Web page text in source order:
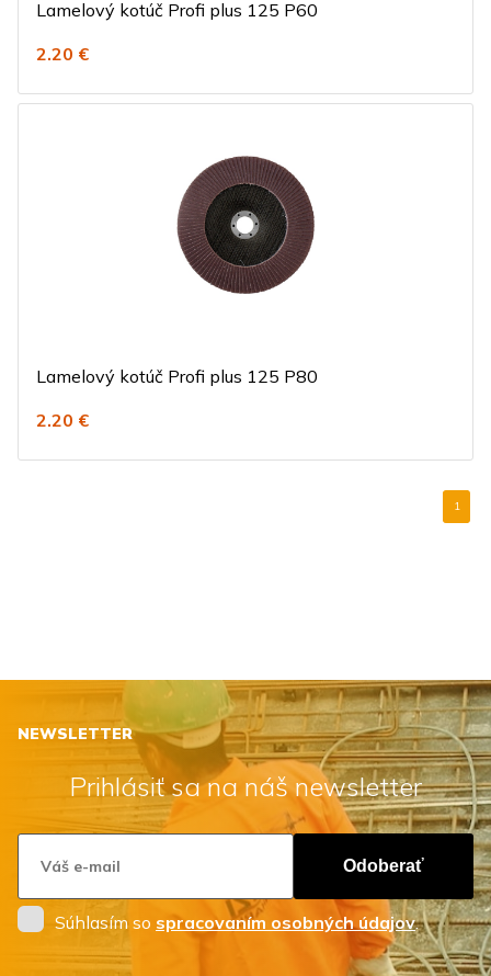
Lamelový kotúč Profi plus 125 P60
2.20 €
Lamelový kotúč Profi plus 125 P80
2.20 €
1
NEWSLETTER
Prihlásiť sa na náš newsletter
Odoberať
Súhlasím so spracovaním osobných údajov.